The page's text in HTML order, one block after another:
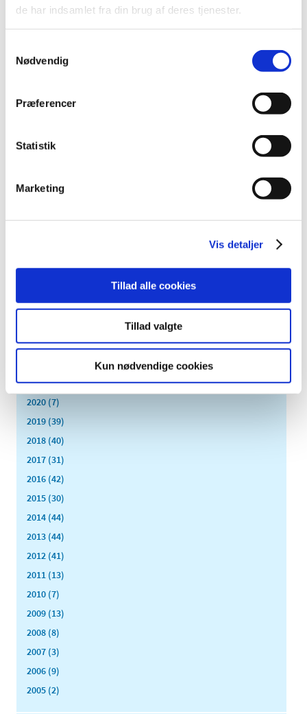
de har indsamlet fra din brug af deres tjenester.
Nødvendig
Præferencer
Statistik
Marketing
Vis detaljer
Tillad alle cookies
Tillad valgte
Kun nødvendige cookies
Fremover skal ingen opioider have generelt
|30. januar 2025
Lægemiddelstyrelsen har pga. uhensigtsmæssig brug og
august (1)
januar (1)
2023 (8)
2021 (24)
2020 (7)
2019 (39)
2018 (40)
2017 (31)
2016 (42)
2015 (30)
2014 (44)
2013 (44)
2012 (41)
2011 (13)
2010 (7)
2009 (13)
2008 (8)
2007 (3)
2006 (9)
2005 (2)